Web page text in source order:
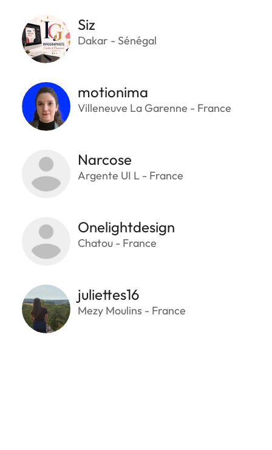
Siz
Dakar - Sénégal
motionima
Villeneuve La Garenne - France
Narcose
Argente UI L - France
Onelightdesign
Chatou - France
juliettes16
Mezy Moulins - France